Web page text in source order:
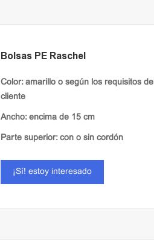
Bolsas PE Raschel
Color: amarillo o según los requisitos del
cliente
Ancho: encima de 15 cm
Parte superior: con o sin cordón
¡Sí! estoy interesado